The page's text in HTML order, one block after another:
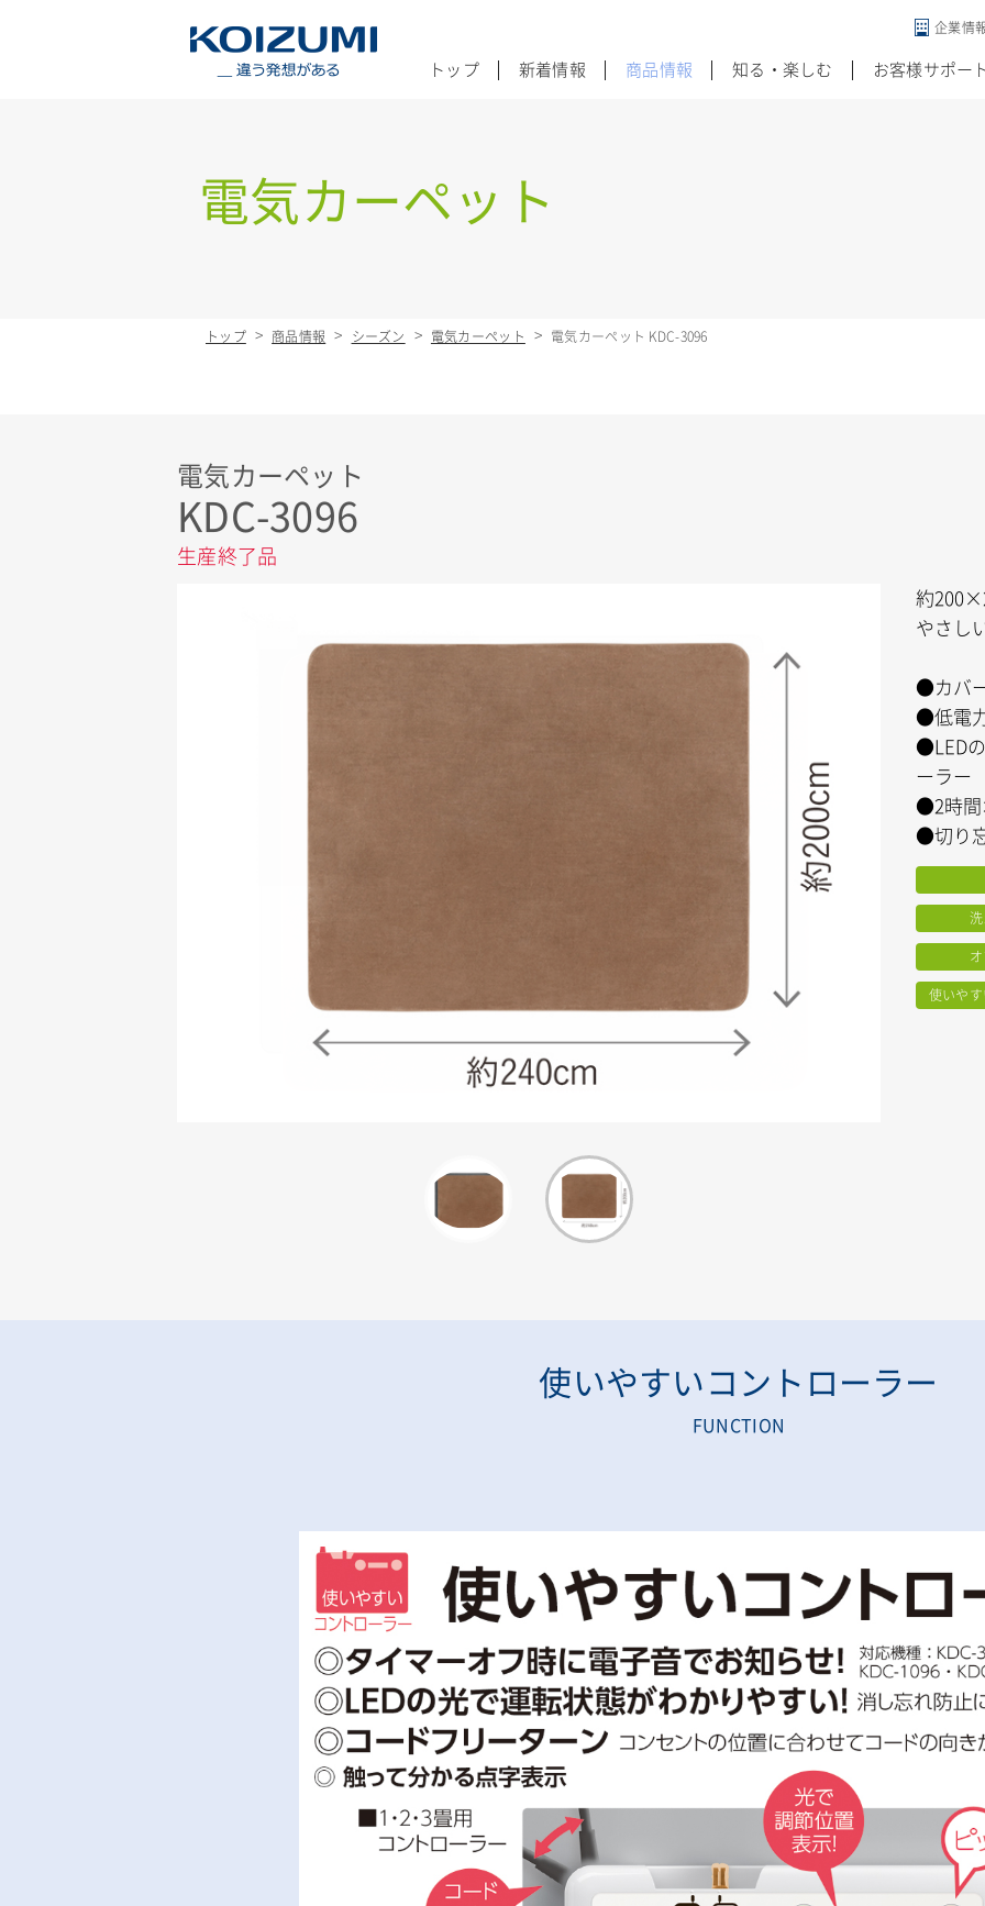
トップ 新着情報 商品情報 知る・楽しむ お客様サポー
企業情
電気カーペット
トップ 商品情報 シーズン 電気カーペット 電気カーペット KDC-3096
電気カーペット
KDC-3096
生産終了品
約
やさし
●カバ
●低電
●LED
ーラー
●2時間
●切り
洗
使いや
使いやすいコントローラー
FUNCTION